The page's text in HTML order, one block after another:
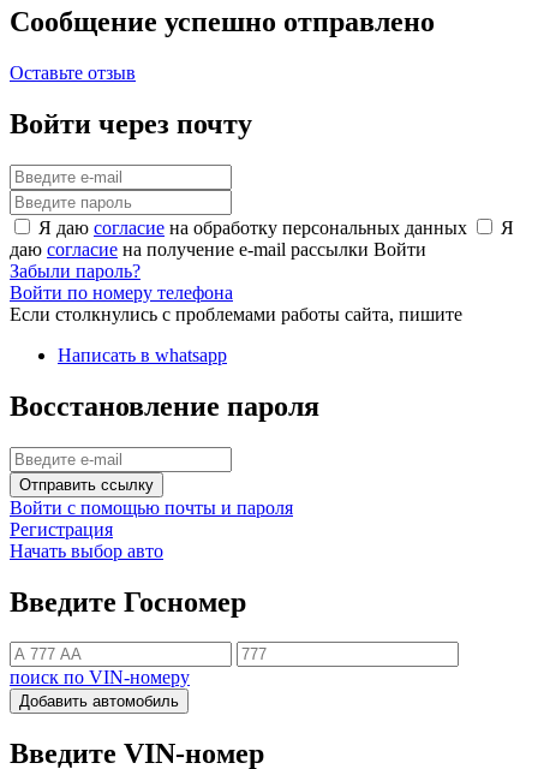
Сообщение успешно отправлено
Оставьте отзыв
Войти через почту
Я даю согласие на обработку персональных данных
Я
даю согласие на получение e-mail рассылки Войти
Забыли пароль?
Войти по номеру телефона
Если столкнулись с проблемами работы сайта, пишите
Написать в whatsapp
Восстановление пароля
Отправить ссылку
Войти с помощью почты и пароля
Регистрация
Начать выбор авто
Введите Госномер
поиск по VIN-номеру
Добавить автомобиль
Введите VIN-номер